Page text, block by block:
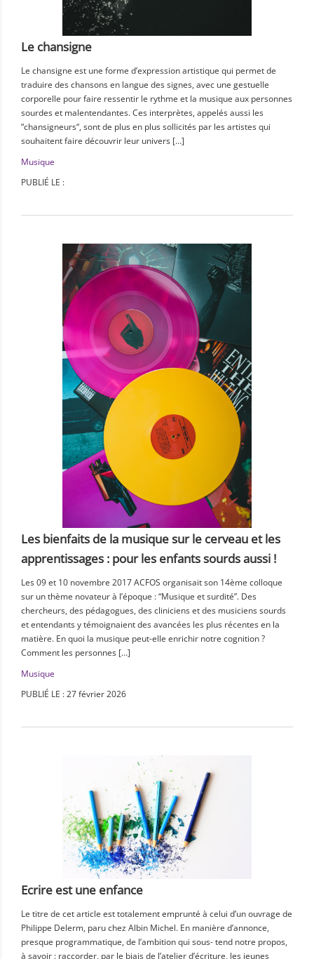
Le chansigne
Le chansigne est une forme d’expression artistique qui permet de
traduire des chansons en langue des signes, avec une gestuelle
corporelle pour faire ressentir le rythme et la musique aux personnes
sourdes et malentendantes. Ces interprètes, appelés aussi les
“chansigneurs“, sont de plus en plus sollicités par les artistes qui
souhaitent faire découvrir leur univers […]
Musique
PUBLIÉ LE :
Les bienfaits de la musique sur le cerveau et les
apprentissages : pour les enfants sourds aussi !
Les 09 et 10 novembre 2017 ACFOS organisait son 14ème colloque
sur un thème novateur à l’époque : “Musique et surdité”. Des
chercheurs, des pédagogues, des cliniciens et des musiciens sourds
et entendants y témoignaient des avancées les plus récentes en la
matière. En quoi la musique peut-elle enrichir notre cognition ?
Comment les personnes […]
Musique
PUBLIÉ LE : 27 février 2026
Ecrire est une enfance
Le titre de cet article est totalement emprunté à celui d’un ouvrage de
Philippe Delerm, paru chez Albin Michel. En manière d’annonce,
presque programmatique, de l’ambition qui sous- tend notre propos,
à savoir : raccorder, par le biais de l’atelier d’écriture, les jeunes